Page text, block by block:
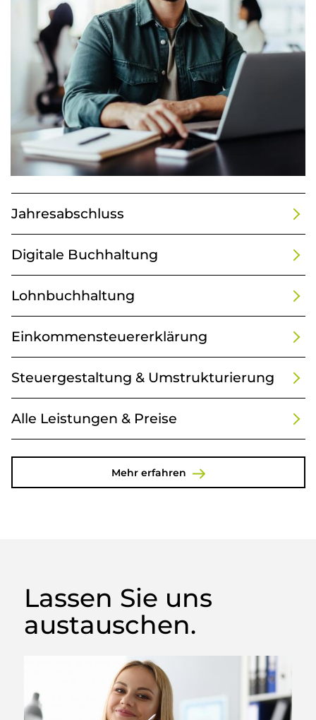
Jahresabschluss
Digitale Buchhaltung
Lohnbuchhaltung
Einkommensteuererklärung
Steuergestaltung & Umstrukturierung
Alle Leistungen & Preise
Mehr erfahren
Lassen Sie uns
austauschen.